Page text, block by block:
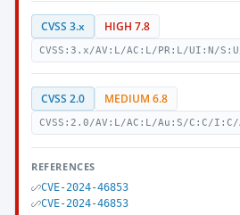
CVSS 3.x HIGH 7.8
CVSS:3.x/AV:L/AC:L/PR:L/UI:N/
CVSS 2.0 MEDIUM 6.8
CVSS:2.0/AV:L/AC:L/Au:S/C:C/I:C/
REFERENCES
CVE-2024-46853
CVE-2024-46853